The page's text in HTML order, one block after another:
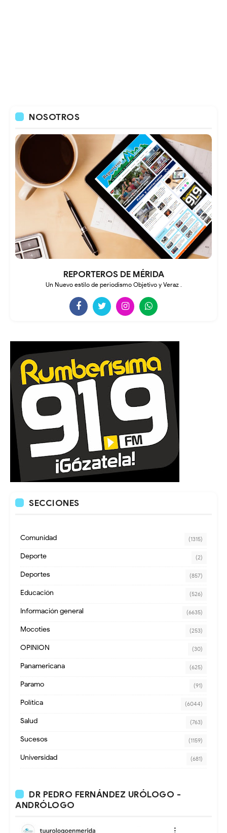
NOSOTROS
REPORTEROS DE MÉRIDA
Un Nuevo estilo de periodismo Objetivo y Veraz .
SECCIONES
Comunidad (1315)
Deporte (2)
Deportes (857)
Educación (526)
Información general (6635)
Mocoties (253)
OPINION (30)
Panamericana (625)
Paramo (91)
Política (6044)
Salud (763)
Sucesos (1159)
Universidad (681)
DR PEDRO FERNÁNDEZ URÓLOGO -
ANDRÓLOGO